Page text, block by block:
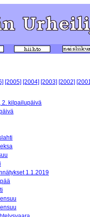
[2005] [2004] [2003] [2002]
2. kilpailupäivä
1.1.2019